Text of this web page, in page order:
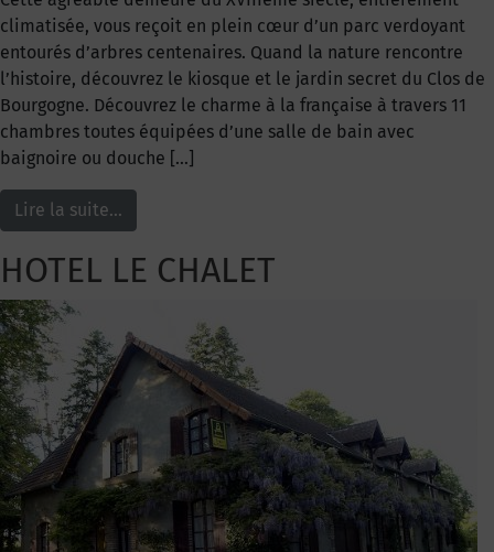
climatisée, vous reçoit en plein cœur d’un parc verdoyant
entourés d’arbres centenaires. Quand la nature rencontre
l’histoire, découvrez le kiosque et le jardin secret du Clos de
Bourgogne. Découvrez le charme à la française à travers 11
chambres toutes équipées d’une salle de bain avec
baignoire ou douche […]
Lire la suite…
HOTEL LE CHALET